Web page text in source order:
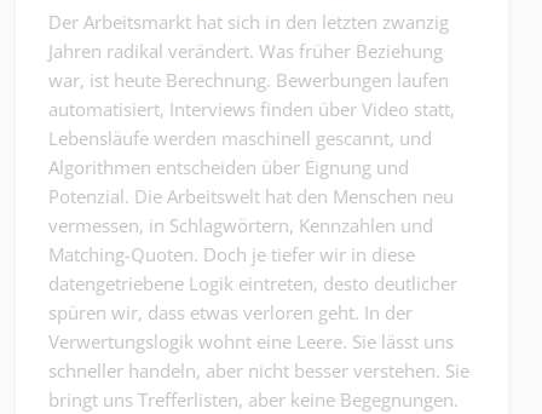
Der Arbeitsmarkt hat sich in den letzten zwanzig
Jahren radikal verändert. Was früher Beziehung
war, ist heute Berechnung. Bewerbungen laufen
automatisiert, Interviews finden über Video statt,
Lebensläufe werden maschinell gescannt, und
Algorithmen entscheiden über Eignung und
Potenzial. Die Arbeitswelt hat den Menschen neu
vermessen, in Schlagwörtern, Kennzahlen und
Matching-Quoten. Doch je tiefer wir in diese
datengetriebene Logik eintreten, desto deutlicher
spüren wir, dass etwas verloren geht. In der
Verwertungslogik wohnt eine Leere. Sie lässt uns
schneller handeln, aber nicht besser verstehen. Sie
bringt uns Trefferlisten, aber keine Begegnungen.